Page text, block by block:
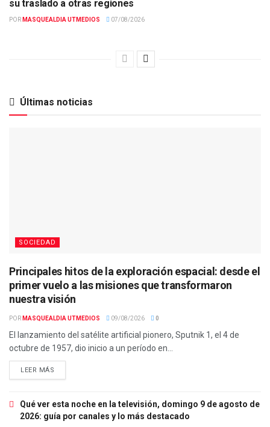
su traslado a otras regiones
POR MASQUEALDIA UTMEDIOS 07/08/2026
Últimas noticias
SOCIEDAD
Principales hitos de la exploración espacial: desde el
primer vuelo a las misiones que transformaron
nuestra visión
POR MASQUEALDIA UTMEDIOS 09/08/2026 0
El lanzamiento del satélite artificial pionero, Sputnik 1, el 4 de
octubre de 1957, dio inicio a un período en...
LEER MÁS
Qué ver esta noche en la televisión, domingo 9 de agosto de
2026: guía por canales y lo más destacado